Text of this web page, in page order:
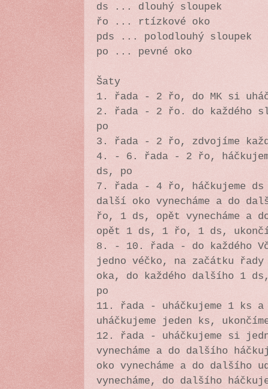
ds ... dlouhý sloupek
řo ... rtízkové oko
pds ... polodlouhý sloupek
po ... pevné oko
Šaty
1. řada - 2 řo, do MK si
2. řada - 2 řo. do každého
po
3. řada - 2 řo, zdvojíme
4. - 6. řada - 2 řo,
ds, po
7. řada - 4 řo, háčkujeme ds
další oko vynecháme a do
řo, 1 ds, opět vynecháme a
opět 1 ds, 1 řo, 1 ds,
8. - 10. řada - do každého
jedno véčko, na začátku
oka, do každého dalšího 1
po
11. řada - uháčkujeme 1 ks a
uháčkujeme jeden ks,
12. řada - uháčkujeme si
vynecháme a do dalšího
oko vynecháme a do dalšího
vynecháme, do dalšího